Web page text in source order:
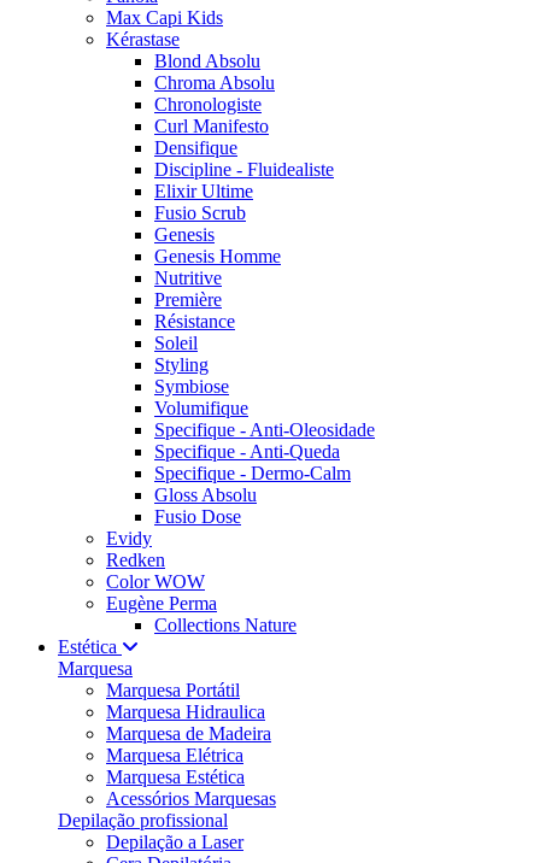
Max Capi Kids
Kérastase
Blond Absolu
Chroma Absolu
Chronologiste
Curl Manifesto
Densifique
Discipline - Fluidealiste
Elixir Ultime
Fusio Scrub
Genesis
Genesis Homme
Nutritive
Première
Résistance
Soleil
Styling
Symbiose
Volumifique
Specifique - Anti-Oleosidade
Specifique - Anti-Queda
Specifique - Dermo-Calm
Gloss Absolu
Fusio Dose
Evidy
Redken
Color WOW
Eugène Perma
Collections Nature
Estética
Marquesa
Marquesa Portátil
Marquesa Hidraulica
Marquesa de Madeira
Marquesa Elétrica
Marquesa Estética
Acessórios Marquesas
Depilação profissional
Depilação a Laser